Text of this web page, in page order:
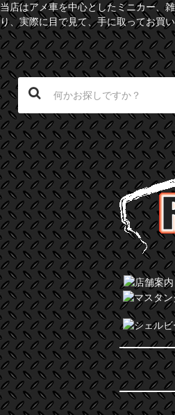
当店はアメ車を中心としたミニカー、
り、実際に目で見て、手に取ってお買